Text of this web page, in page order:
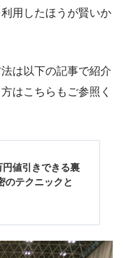
用したほうが賢いか
は以下の記事で紹介
はこちらもご参照く
値引きできる裏
のテクニックと